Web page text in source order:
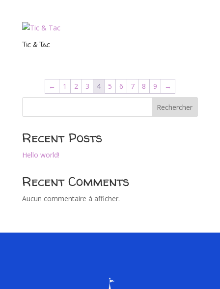
Tic & Tac
← 1 2 3 4 5 6 7 8 9 →
Rechercher
Recent Posts
Hello world!
Recent Comments
Aucun commentaire à afficher.